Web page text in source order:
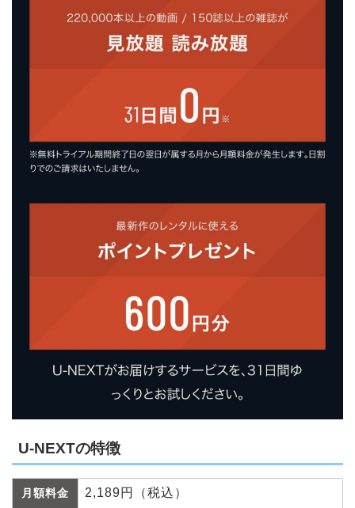
U-NEXTの特徴
月額料金 2,189円（税込）